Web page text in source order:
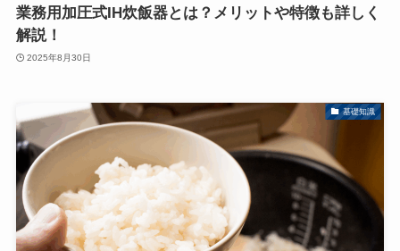
業務用加圧式IH炊飯器とは？メリットや特徴も詳しく
解説！
2025年8月30日
基礎知識